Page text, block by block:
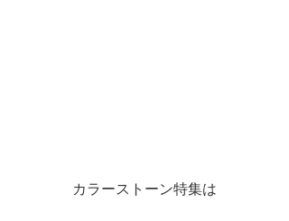
カラーストーン特集は